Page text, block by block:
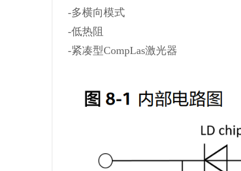
-多横向模式
-低热阻
-紧凑型CompLas激光器